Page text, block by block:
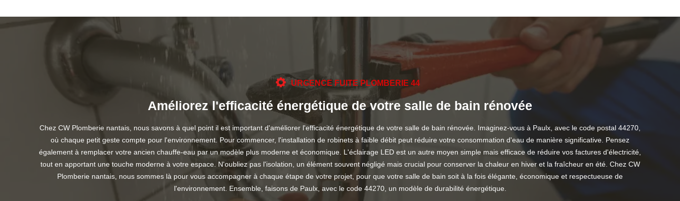
URGENCE FUITE PLOMBERIE 44
Améliorez l'efficacité énergétique de votre salle de bain rénovée
Chez CW Plomberie nantais, nous savons à quel point il est important d'améliorer l'efficacité énergétique de votre salle de bain rénovée. Imaginez-vous à Paulx, avec le code postal 44270,
où chaque petit geste compte pour l'environnement. Pour commencer, l'installation de robinets à faible débit peut réduire votre consommation d'eau de manière significative. Pensez
également à remplacer votre ancien chauffe-eau par un modèle plus moderne et économique. L'éclairage LED est un autre moyen simple mais efficace de réduire vos factures d'électricité,
tout en apportant une touche moderne à votre espace. N'oubliez pas l'isolation, un élément souvent négligé mais crucial pour conserver la chaleur en hiver et la fraîcheur en été. Chez CW
Plomberie nantais, nous sommes là pour vous accompagner à chaque étape de votre projet, pour que votre salle de bain soit à la fois élégante, économique et respectueuse de
l'environnement. Ensemble, faisons de Paulx, avec le code 44270, un modèle de durabilité énergétique.